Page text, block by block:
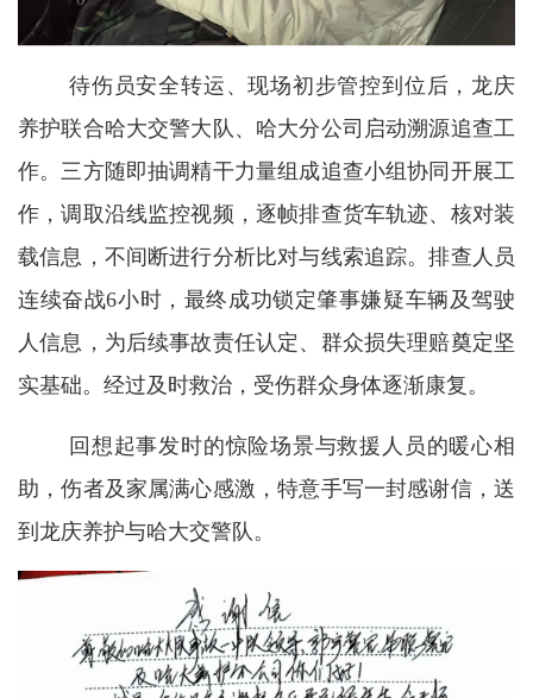
待伤员安全转运、现场初步管控到位后，龙庆
养护联合哈大交警大队、哈大分公司启动溯源追查工
作。三方随即抽调精干力量组成追查小组协同开展工
作，调取沿线监控视频，逐帧排查货车轨迹、核对装
载信息，不间断进行分析比对与线索追踪。排查人员
连续奋战6小时，最终成功锁定肇事嫌疑车辆及驾驶
人信息，为后续事故责任认定、群众损失理赔奠定坚
实基础。经过及时救治，受伤群众身体逐渐康复。
回想起事发时的惊险场景与救援人员的暖心相
助，伤者及家属满心感激，特意手写一封感谢信，送
到龙庆养护与哈大交警队。